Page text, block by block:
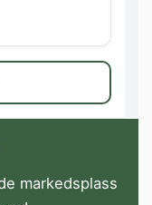
markedsplass